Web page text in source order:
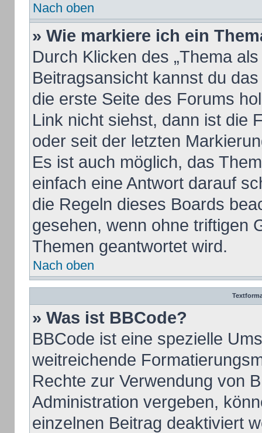
Nach oben
» Wie markiere ich ein
Durch Klicken des „Thema
Beitragsansicht kannst du
die erste Seite des Forums
Link nicht siehst, dann ist die
oder seit der letzten
Es ist auch möglich, das
einfach eine Antwort darauf
die Regeln dieses Boards
gesehen, wenn ohne triftigen
Themen geantwortet wird.
Nach oben
» Was ist BBCode?
BBCode ist eine spezielle
weitreichende
Rechte zur Verwendung von
Administration vergeben,
einzelnen Beitrag deaktiviert